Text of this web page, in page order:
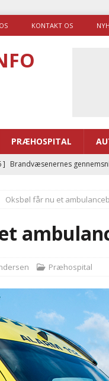
KONTAKT OS
PRÆHOSPITAL
] Brandvæsenernes
] Advarer: Udløb af
PRÆHOSPITAL
] Brandvæsenerne brugte lidt
Branche kræver at
AUTOHJÆLP
Oksbøl får nu et
Præhospital